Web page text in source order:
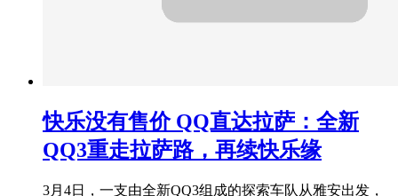
快乐没有售价 QQ直达拉萨：全新
QQ3重走拉萨路，再续快乐缘
3月4日，一支由全新QQ3组成的探索车队从雅安出发，